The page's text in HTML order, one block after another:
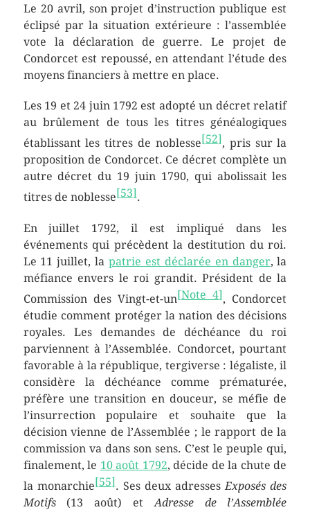
Le 20 avril, son projet d’instruction publique est
éclipsé par la situation extérieure : l’assemblée
vote la déclaration de guerre. Le projet de
Condorcet est repoussé, en attendant l’étude des
moyens financiers à mettre en place.
Les 19 et24 juin 1792 est adopté un décret relatif
au brûlement de tous les titres généalogiques
établissant les titres de noblesse[52], pris sur la
proposition de Condorcet. Ce décret complète un
autre décret du 19 juin 1790, qui abolissait les
titres de noblesse[53].
En juillet 1792, il est impliqué dans les
événements qui précèdent la destitution du roi.
Le 11 juillet, lapatrie est déclarée en danger, la
méfiance envers le roi grandit. Président de la
Commission des Vingt-et-un[Note 4], Condorcet
étudie comment protéger la nation des décisions
royales. Les demandes de déchéance du roi
parviennent à l’Assemblée. Condorcet, pourtant
favorable à la république, tergiverse : légaliste, il
considère la déchéance comme prématurée,
préfère une transition en douceur, se méfie de
l’insurrection populaire et souhaite que la
décision vienne de l’Assemblée ; le rapport de la
commission va dans son sens. C’est le peuple qui,
finalement, le 10 août 1792, décide de la chute de
la monarchie[55]. Ses deux adressesExposés des
Motifs(13 août) etAdresse de l’Assemblée